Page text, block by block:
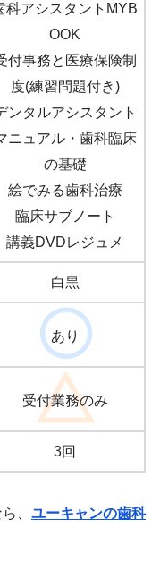
科アシスタントMYB
OOK
付事務と医療保険制
度(練習問題付き)
ンタルアシスタント
ニュアル・歯科臨床
の基礎
絵でみる歯科治療
臨床サブノート
講義DVDレジュメ
白黒
あり
受付業務のみ
3回
、 ユーキャンの歯科